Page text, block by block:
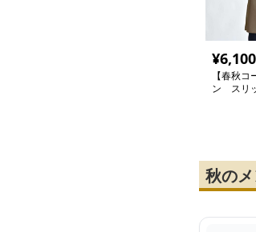
¥6,100
【春秋コ
ン スリ
秋の